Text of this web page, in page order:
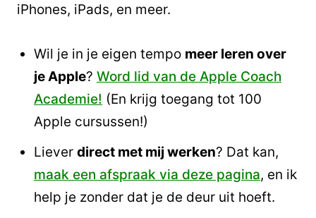
iPhones, iPads, en meer.
Wil je in je eigen tempo meer leren over
je Apple? Word lid van de Apple Coach
Academie! (En krijg toegang tot 100
Apple cursussen!)
Liever direct met mij werken? Dat kan,
maak een afspraak via deze pagina, en ik
help je zonder dat je de deur uit hoeft.